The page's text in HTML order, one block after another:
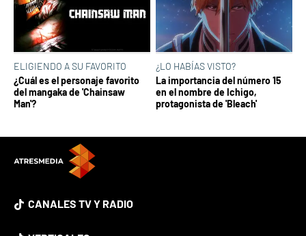
ELIGIENDO A SU FAVORITO
¿Cuál es el personaje favorito
del mangaka de 'Chainsaw
Man'?
¿LO HABÍAS VISTO?
La importancia del número 15
en el nombre de Ichigo,
protagonista de 'Bleach'
CANALES TV Y RADIO